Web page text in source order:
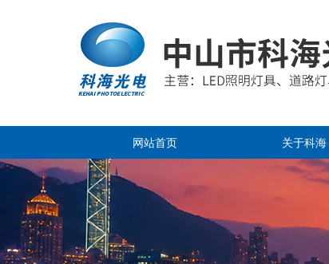
网站首页 关于科海